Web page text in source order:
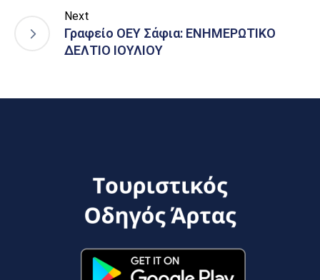
Next
Γραφείο ΟΕΥ Σάφια: ΕΝΗΜΕΡΩΤΙΚΟ
ΔΕΛΤΙΟ ΙΟΥΛΙΟΥ